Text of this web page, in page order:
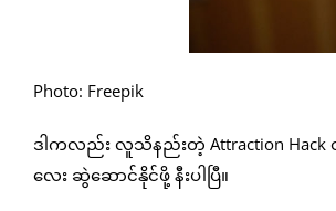
Photo: Freepik
ဒါကလည်း လူသိနည်းတဲ့ Attraction
လေး ဆွဲဆောင်နိုင်ဖို့ နီးပါပြီ။